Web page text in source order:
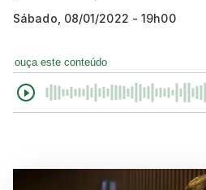
Sábado, 08/01/2022 - 19h00
ouça este conteúdo